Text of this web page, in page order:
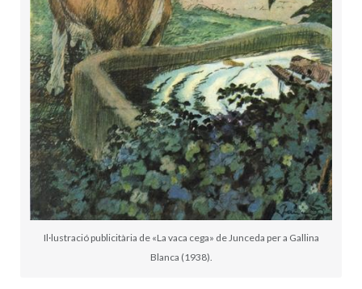
Il·lustració publicitària de «La vaca cega» de Junceda per a Gallina
Blanca (1938).